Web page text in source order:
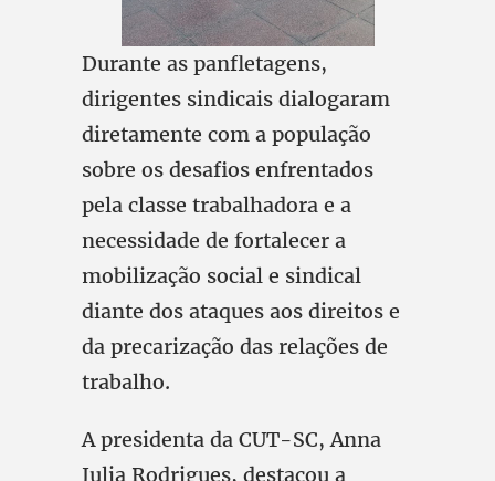
Durante as panfletagens,
dirigentes sindicais dialogaram
diretamente com a população
sobre os desafios enfrentados
pela classe trabalhadora e a
necessidade de fortalecer a
mobilização social e sindical
diante dos ataques aos direitos e
da precarização das relações de
trabalho.
A presidenta da CUT-SC, Anna
Julia Rodrigues, destacou a